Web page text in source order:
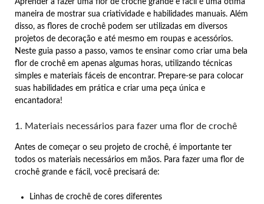
Aprender a fazer uma flor de crochê grande e fácil é uma ótima
maneira de mostrar sua criatividade e habilidades manuais. Além
disso, as flores de crochê podem ser utilizadas em diversos
projetos de decoração e até mesmo em roupas e acessórios.
Neste guia passo a passo, vamos te ensinar como criar uma bela
flor de crochê em apenas algumas horas, utilizando técnicas
simples e materiais fáceis de encontrar. Prepare-se para colocar
suas habilidades em prática e criar uma peça única e
encantadora!
1. Materiais necessários para fazer uma flor de crochê
Antes de começar o seu projeto de crochê, é importante ter
todos os materiais necessários em mãos. Para fazer uma flor de
crochê grande e fácil, você precisará de:
Linhas de crochê de cores diferentes